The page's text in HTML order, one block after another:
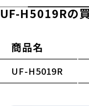
UF-H5019Rの
商品名
UF-H5019R